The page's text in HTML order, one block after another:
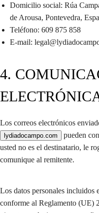
Domicilio social: Rúa
de Arousa, Pontevedra,
Teléfono: 609 875 858
E-mail:
4.
Los correos electrónicos
lydiadocampo.com
pueden
usted no es el destinatario, le
comunique al remitente.
Los datos personales incluidos
conforme al Reglamento (UE)